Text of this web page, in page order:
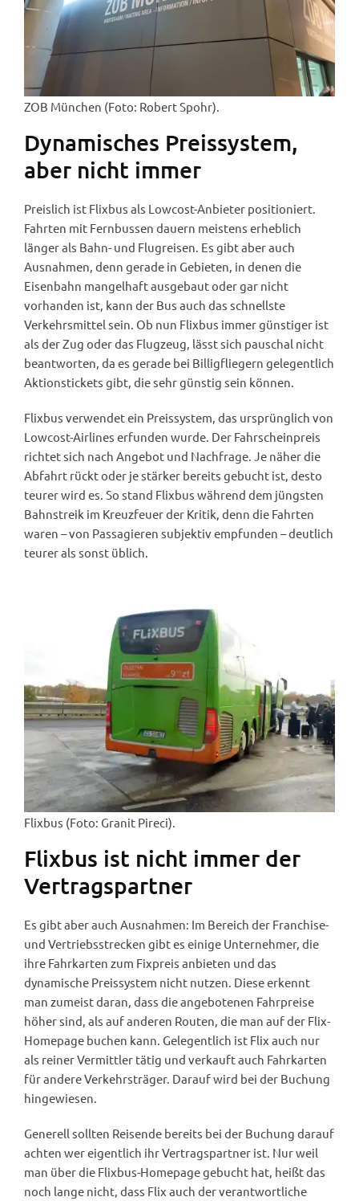
ZOB München (Foto: Robert Spohr).
Dynamisches Preissystem,
aber nicht immer
Preislich ist Flixbus als Lowcost-Anbieter positioniert.
Fahrten mit Fernbussen dauern meistens erheblich
länger als Bahn- und Flugreisen. Es gibt aber auch
Ausnahmen, denn gerade in Gebieten, in denen die
Eisenbahn mangelhaft ausgebaut oder gar nicht
vorhanden ist, kann der Bus auch das schnellste
Verkehrsmittel sein. Ob nun Flixbus immer günstiger ist
als der Zug oder das Flugzeug, lässt sich pauschal nicht
beantworten, da es gerade bei Billigfliegern gelegentlich
Aktionstickets gibt, die sehr günstig sein können.
Flixbus verwendet ein Preissystem, das ursprünglich von
Lowcost-Airlines erfunden wurde. Der Fahrscheinpreis
richtet sich nach Angebot und Nachfrage. Je näher die
Abfahrt rückt oder je stärker bereits gebucht ist, desto
teurer wird es. So stand Flixbus während dem jüngsten
Bahnstreik im Kreuzfeuer der Kritik, denn die Fahrten
waren – von Passagieren subjektiv empfunden – deutlich
teurer als sonst üblich.
Flixbus (Foto: Granit Pireci).
Flixbus ist nicht immer der
Vertragspartner
Es gibt aber auch Ausnahmen: Im Bereich der Franchise-
und Vertriebsstrecken gibt es einige Unternehmer, die
ihre Fahrkarten zum Fixpreis anbieten und das
dynamische Preissystem nicht nutzen. Diese erkennt
man zumeist daran, dass die angebotenen Fahrpreise
höher sind, als auf anderen Routen, die man auf der Flix-
Homepage buchen kann. Gelegentlich ist Flix auch nur
als reiner Vermittler tätig und verkauft auch Fahrkarten
für andere Verkehrsträger. Darauf wird bei der Buchung
hingewiesen.
Generell sollten Reisende bereits bei der Buchung darauf
achten wer eigentlich ihr Vertragspartner ist. Nur weil
man über die Flixbus-Homepage gebucht hat, heißt das
noch lange nicht, dass Flix auch der verantwortliche